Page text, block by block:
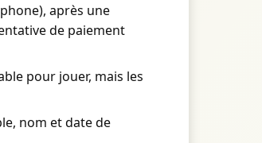
après une
de paiement
pour jouer, mais les
nom et date de